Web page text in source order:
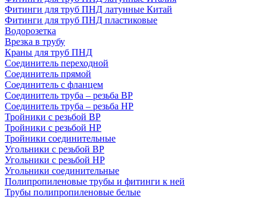
Фитинги для труб ПНД латунные Китай
Фитинги для труб ПНД пластиковые
Водорозетка
Врезка в трубу
Краны для труб ПНД
Соединитель переходной
Соединитель прямой
Соединитель с фланцем
Соединитель труба – резьба ВР
Соединитель труба – резьба НР
Тройники с резьбой ВР
Тройники с резьбой НР
Тройники соединительные
Угольники с резьбой ВР
Угольники с резьбой НР
Угольники соединительные
Полипропиленовые трубы и фитинги к ней
Трубы полипропиленовые белые